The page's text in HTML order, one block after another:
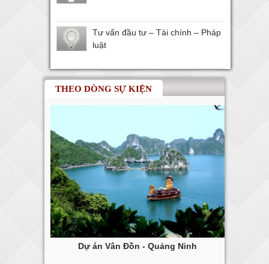
Tư vấn đầu tư – Tài chính – Pháp
luật
THEO DÒNG SỰ KIỆN
Dự án Vân Đồn - Quảng Ninh